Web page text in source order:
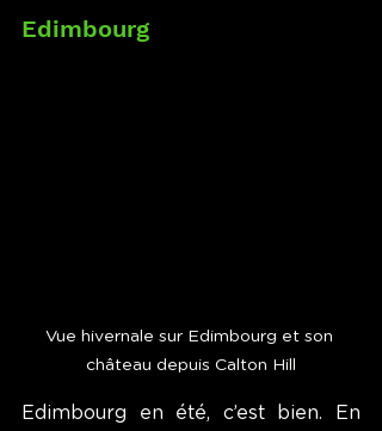
Edimbourg
Vue hivernale sur Edimbourg et son
château depuis Calton Hill
Edimbourg en été, c’est bien. En